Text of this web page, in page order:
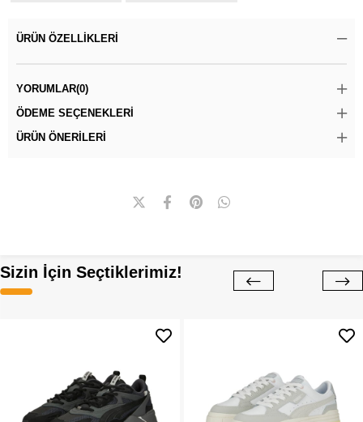
ÜRÜN ÖZELLIKLERI
YORUMLAR(0)
ÖDEME SEÇENEKLERI
ÜRÜN ÖNERILERI
Sizin İçin Seçtiklerimiz!